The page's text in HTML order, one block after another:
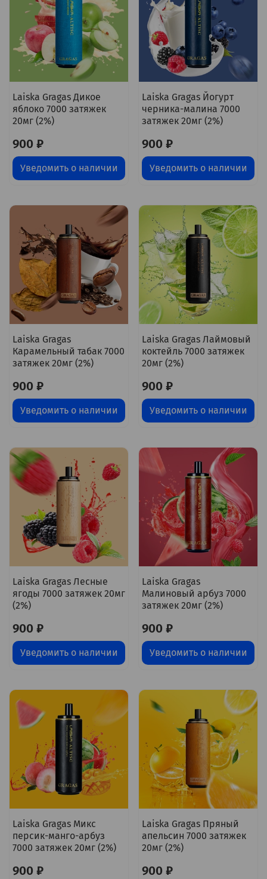
Laiska Gragas Дикое
яблоко 7000 затяжек
20мг (2%)
900 ₽
Уведомить о наличии
Laiska Gragas Йогурт
черника-малина 7000
затяжек 20мг (2%)
900 ₽
Уведомить о наличии
Laiska Gragas
Карамельный табак 7000
затяжек 20мг (2%)
900 ₽
Уведомить о наличии
Laiska Gragas Лаймовый
коктейль 7000 затяжек
20мг (2%)
900 ₽
Уведомить о наличии
Laiska Gragas Лесные
ягоды 7000 затяжек 20мг
(2%)
900 ₽
Уведомить о наличии
Laiska Gragas
Малиновый арбуз 7000
затяжек 20мг (2%)
900 ₽
Уведомить о наличии
Laiska Gragas Микс
персик-манго-арбуз
7000 затяжек 20мг (2%)
900 ₽
Laiska Gragas Пряный
апельсин 7000 затяжек
20мг (2%)
900 ₽